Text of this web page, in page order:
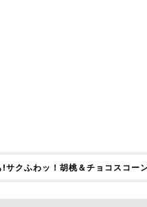
サクふわッ！胡桃＆チョコスコー